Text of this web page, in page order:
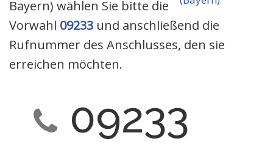
Bayern) wählen Sie bitte die
Vorwahl 09233 und anschließend die
Rufnummer des Anschlusses, den sie
erreichen möchten.
09233